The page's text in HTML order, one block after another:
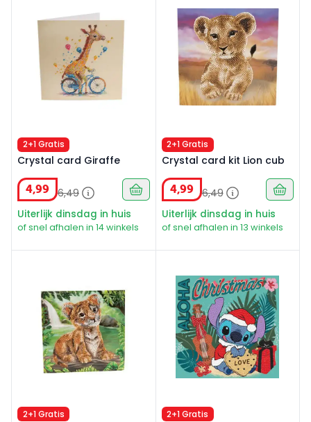
2+1 Gratis
Crystal card Giraffe
4,99 6,49
Uiterlijk dinsdag in huis
of snel afhalen in 14 winkels
2+1 Gratis
Crystal card kit Lion cub
4,99 6,49
Uiterlijk dinsdag in huis
of snel afhalen in 13 winkels
2+1 Gratis 2+1 Gratis